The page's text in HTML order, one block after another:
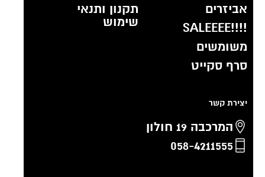
אביזרים
!!!!SALEEEE
משומשים
סרף סקייט
תקנון ותנאי
שימוש
יצירת קשר
המרכבה 19 חולון
058-4211555